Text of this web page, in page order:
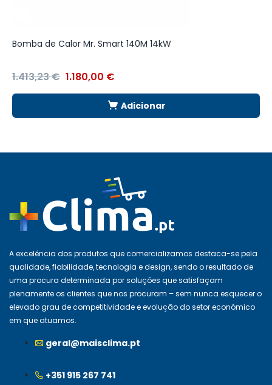
Bomba de Calor Mr. Smart 140M 14kW
1.413,23€ 1.180,00 €
Adicionar
A excelência dos produtos que comercializamos destaca-se pela
qualidade, fiabilidade, tecnologia e design, sendo o resultado de
uma procura determinada por soluções que satisfaçam
plenamente os clientes que nos procuram – sem nunca esquecer o
elevado grau de competitividade e evolução do setor económico
em que atuamos.
geral@maisclima.pt
+351 915 267 741